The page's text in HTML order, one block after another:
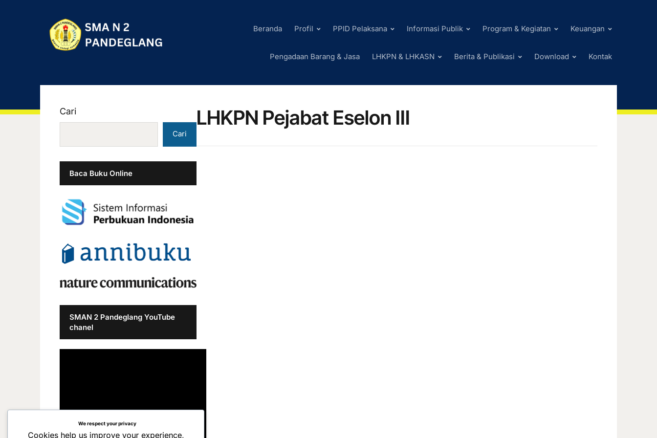
Beranda Profil PPID Pelaksana Informasi Publik Program & Kegiatan Keuangan
Pengadaan Barang & Jasa LHKPN & LHKASN Berita & Publikasi Download Kontak
LHKPN Pejabat Eselon III
Cari
Cari
Baca Buku Online
SMAN 2 Pandeglang YouTube
chanel
We respect your privacy
Cookies help us improve your experience,